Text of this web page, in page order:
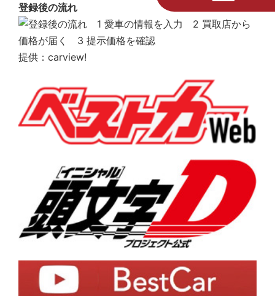
登録後の流れ
提供：carview!